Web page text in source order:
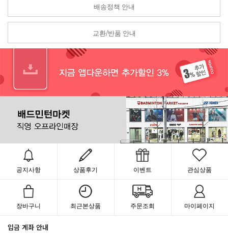
배송정책 안내
교환/반품 안내
공지사항 상품후기 이벤트 관심상품
장바구니 최근본상품 주문조회 마이페이지
입금 계좌 안내